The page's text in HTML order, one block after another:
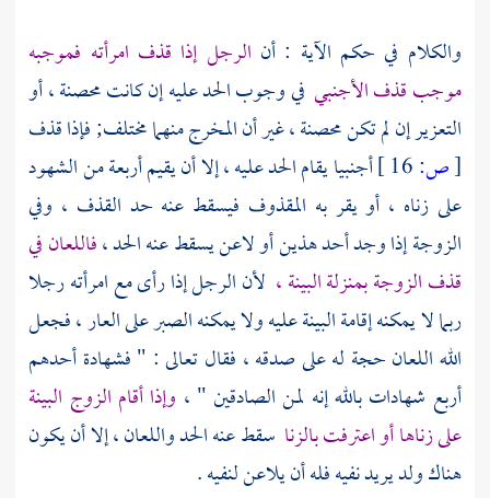
والكلام في حكم الآية : أن الرجل إذا قذف امرأته فموجبه
موجب قذف الأجنبي في وجوب الحد عليه إن كانت محصنة ، أو
التعزير إن لم تكن محصنة ، غير أن المخرج منهما مختلف; فإذا قذف
[ص:
أجنبيا يقام الحد عليه ، إلا أن يقيم أربعة من الشهود
على زناه ، أو يقر به المقذوف فيسقط عنه حد القذف ، وفي
الزوجة إذا وجد أحد هذين أو لاعن يسقط عنه الحد ،فاللعان في
قذف الزوجة بمنزلة البينة ، لأن الرجل إذا رأى مع امرأته رجلا
ربما لا يمكنه إقامة البينة عليه ولا يمكنه الصبر على العار ، فجعل
الله اللعان حجة له على صدقه ، فقال تعالى : " فشهادة أحدهم
أربع شهادات بالله إنه لمن الصادقين " ، وإذا أقام الزوج البينة
على زناها أو اعترفت بالزنا سقط عنه الحد واللعان ، إلا أن يكون
هناك ولد يريد نفيه فله أن يلاعن لنفيه .